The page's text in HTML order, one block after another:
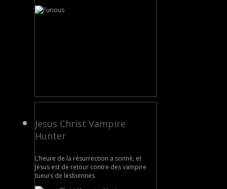
Jesus Christ Vampire
Hunter
L’heure de la résurrection a sonné, et
Jésus est de retour contre des vampire
tueurs de lesbiennes